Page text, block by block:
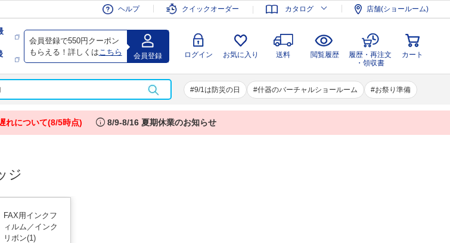
ヘルプ クイックオーダー カタログ 店舗(ショールーム)
会員登録で550円クーポン
もらえる！詳しくは こちら 会員登録 ログイン お気に入り 送料 閲覧履歴
履歴・再注文
・領収書
カート
9/1は防災の日 什器のバーチャルショールーム お祭り準備
会員登録 ログイン お気に入り 送料 閲覧履歴
履歴・再注文
・領収書
カート
れについて(8/5時点) info 8/9-8/16 夏期休業のお知らせ
ジ
FAX用インクフ
ィルム／インク
リボン(1)